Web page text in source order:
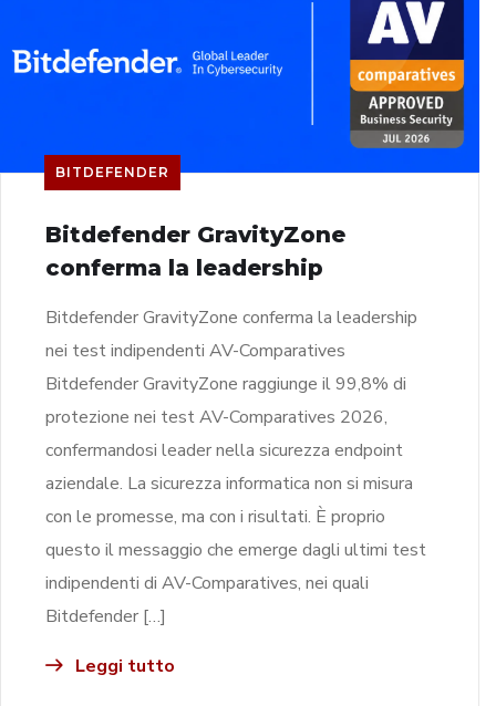
BITDEFENDER
Bitdefender GravityZone
conferma la leadership
Bitdefender GravityZone conferma la leadership
nei test indipendenti AV-Comparatives
Bitdefender GravityZone raggiunge il 99,8% di
protezione nei test AV-Comparatives 2026,
confermandosi leader nella sicurezza endpoint
aziendale. La sicurezza informatica non si misura
con le promesse, ma con i risultati. È proprio
questo il messaggio che emerge dagli ultimi test
indipendenti di AV-Comparatives, nei quali
Bitdefender […]
Leggi tutto